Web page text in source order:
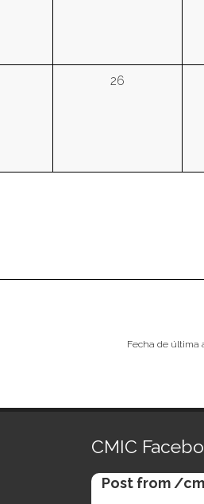
26
Fecha de última
CMIC
Post from /